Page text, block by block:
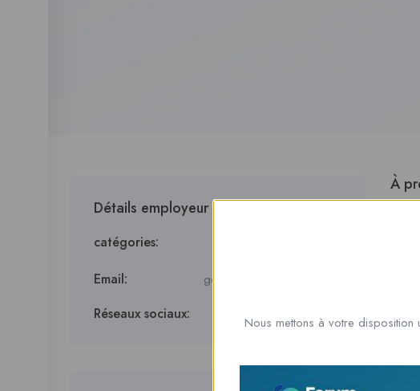
Détails employeur
catégories:
Email: georgefgrover@gmail.com
Réseaux sociaux:
À
Nous mettons à votre